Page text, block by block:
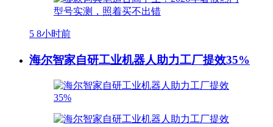
5 8小时前
海尔智家自研工业机器人助力工厂提效35%